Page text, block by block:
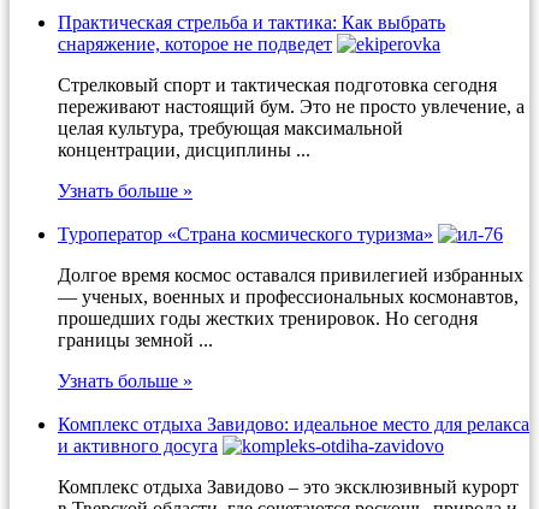
Практическая стрельба и тактика: Как выбрать
снаряжение, которое не подведет
Стрелковый спорт и тактическая подготовка сегодня
переживают настоящий бум. Это не просто увлечение, а
целая культура, требующая максимальной
концентрации, дисциплины ...
Узнать больше »
Туроператор «Страна космического туризма»
Долгое время космос оставался привилегией избранных
— ученых, военных и профессиональных космонавтов,
прошедших годы жестких тренировок. Но сегодня
границы земной ...
Узнать больше »
Комплекс отдыха Завидово: идеальное место для релакса
и активного досуга
Комплекс отдыха Завидово – это эксклюзивный курорт